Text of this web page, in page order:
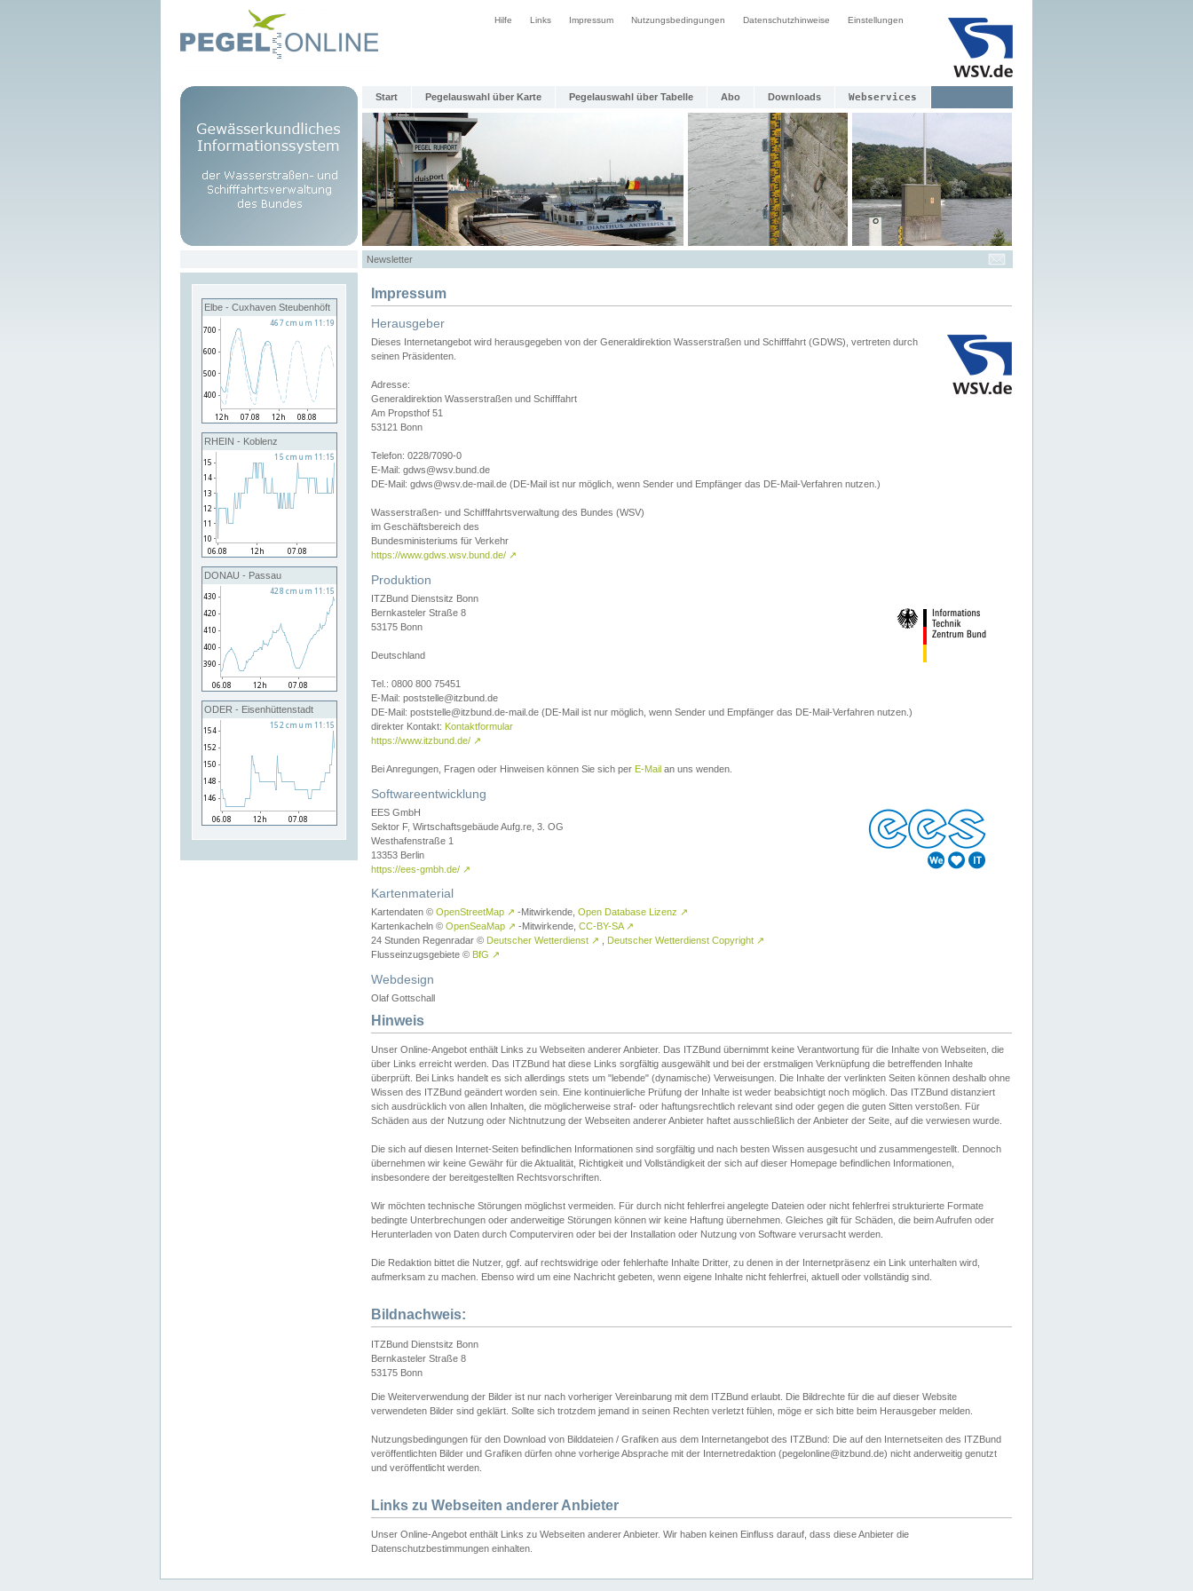
Hilfe Links Impressum Nutzungsbedingungen Datenschutzhinweise Einstellungen
Start Pegelauswahl über Karte Pegelauswahl über Tabelle Abo Downloads Webservices
Newsletter
Elbe - Cuxhaven Steubenhöft
RHEIN - Koblenz
DONAU - Passau
ODER - Eisenhüttenstadt
Impressum
Herausgeber
Dieses Internetangebot wird herausgegeben von der Generaldirektion Wasserstraßen und Schifffahrt (GDWS), vertreten durch
seinen Präsidenten.
Adresse:
Generaldirektion Wasserstraßen und Schifffahrt
Am Propsthof 51
53121 Bonn
Telefon: 0228/7090-0
E-Mail: gdws@wsv.bund.de
DE-Mail: gdws@wsv.de-mail.de (DE-Mail ist nur möglich, wenn Sender und Empfänger das DE-Mail-Verfahren nutzen.)
Wasserstraßen- und Schifffahrtsverwaltung des Bundes (WSV)
im Geschäftsbereich des
Bundesministeriums für Verkehr
https://www.gdws.wsv.bund.de/ ↗
Produktion
ITZBund Dienstsitz Bonn
Bernkasteler Straße 8
53175 Bonn
Deutschland
Tel.: 0800 800 75451
E-Mail: poststelle@itzbund.de
DE-Mail: poststelle@itzbund.de-mail.de (DE-Mail ist nur möglich, wenn Sender und Empfänger das DE-Mail-Verfahren nutzen.)
direkter Kontakt: Kontaktformular
https://www.itzbund.de/ ↗
Bei Anregungen, Fragen oder Hinweisen können Sie sich per E-Mail an uns wenden.
Softwareentwicklung
EES GmbH
Sektor F, Wirtschaftsgebäude Aufg.re, 3. OG
Westhafenstraße 1
13353 Berlin
https://ees-gmbh.de/ ↗
Kartenmaterial
Kartendaten © OpenStreetMap ↗ -Mitwirkende, Open Database Lizenz ↗
Kartenkacheln © OpenSeaMap ↗ -Mitwirkende, CC-BY-SA ↗
24 Stunden Regenradar © Deutscher Wetterdienst ↗ Deutscher Wetterdienst Copyright ↗
Flusseinzugsgebiete © BfG ↗
Webdesign
Olaf Gottschall
Hinweis
Unser Online-Angebot enthält Links zu Webseiten anderer Anbieter. Das ITZBund übernimmt keine Verantwortung für die Inhalte von Webseiten, die
über Links erreicht werden. Das ITZBund hat diese Links sorgfältig ausgewählt und bei der erstmaligen Verknüpfung die betreffenden Inhalte
überprüft. Bei Links handelt es sich allerdings stets um "lebende" (dynamische) Verweisungen. Die Inhalte der verlinkten Seiten können deshalb ohne
Wissen des ITZBund geändert worden sein. Eine kontinuierliche Prüfung der Inhalte ist weder beabsichtigt noch möglich. Das ITZBund distanziert
sich ausdrücklich von allen Inhalten, die möglicherweise straf- oder haftungsrechtlich relevant sind oder gegen die guten Sitten verstoßen. Für
Schäden aus der Nutzung oder Nichtnutzung der Webseiten anderer Anbieter haftet ausschließlich der Anbieter der Seite, auf die verwiesen wurde.
Die sich auf diesen Internet-Seiten befindlichen Informationen sind sorgfältig und nach besten Wissen ausgesucht und zusammengestellt. Dennoch
übernehmen wir keine Gewähr für die Aktualität, Richtigkeit und Vollständigkeit der sich auf dieser Homepage befindlichen Informationen,
insbesondere der bereitgestellten Rechtsvorschriften.
Wir möchten technische Störungen möglichst vermeiden. Für durch nicht fehlerfrei angelegte Dateien oder nicht fehlerfrei strukturierte Formate
bedingte Unterbrechungen oder anderweitige Störungen können wir keine Haftung übernehmen. Gleiches gilt für Schäden, die beim Aufrufen oder
Herunterladen von Daten durch Computerviren oder bei der Installation oder Nutzung von Software verursacht werden.
Die Redaktion bittet die Nutzer, ggf. auf rechtswidrige oder fehlerhafte Inhalte Dritter, zu denen in der Internetpräsenz ein Link unterhalten wird,
aufmerksam zu machen. Ebenso wird um eine Nachricht gebeten, wenn eigene Inhalte nicht fehlerfrei, aktuell oder vollständig sind.
Bildnachweis:
ITZBund Dienstsitz Bonn
Bernkasteler Straße 8
53175 Bonn
Die Weiterverwendung der Bilder ist nur nach vorheriger Vereinbarung mit dem ITZBund erlaubt. Die Bildrechte für die auf dieser Website
verwendeten Bilder sind geklärt. Sollte sich trotzdem jemand in seinen Rechten verletzt fühlen, möge er sich bitte beim Herausgeber melden.
Nutzungsbedingungen für den Download von Bilddateien / Grafiken aus dem Internetangebot des ITZBund: Die auf den Internetseiten des ITZBund
veröffentlichten Bilder und Grafiken dürfen ohne vorherige Absprache mit der Internetredaktion (pegelonline@itzbund.de) nicht anderweitig genutzt
und veröffentlicht werden.
Links zu Webseiten anderer Anbieter
Unser Online-Angebot enthält Links zu Webseiten anderer Anbieter. Wir haben keinen Einfluss darauf, dass diese Anbieter die
Datenschutzbestimmungen einhalten.